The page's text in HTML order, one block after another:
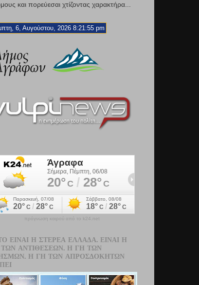
και πορεύεσαι χτίζοντας χαρακτήρα...
6, Αυγούστου, 2026 8:21:57 pm
πρόγνωση καιρού από το k24.net
ΕΊΝΑΙ Η ΣΤΕΡΕΆ ΕΛΛΆΔΑ. ΕΊΝΑΙ Η
ΑΝΤΙΘΈΣΕΩΝ. Η ΓΗ ΤΩΝ
Η ΓΗ ΤΩΝ ΑΠΡΟΣΔΌΚΗΤΩΝ